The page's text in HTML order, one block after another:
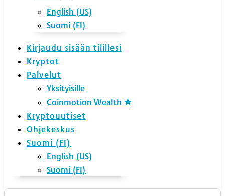
English (US)
Suomi (FI)
Kirjaudu sisään tilillesi
Kryptot
Palvelut
Yksityisille
Coinmotion Wealth ★
Kryptouutiset
Ohjekeskus
Suomi (FI)
English (US)
Suomi (FI)